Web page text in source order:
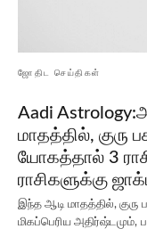
ஜோதிட செய்திகள்
Aadi
மாதத்தில், குரு
யோகத்தால் 3
ராசிகளுக்கு
இந்த ஆடி மாதத்தில், குரு
மிகப்பெரிய அதிர்ஷ்டமும்,